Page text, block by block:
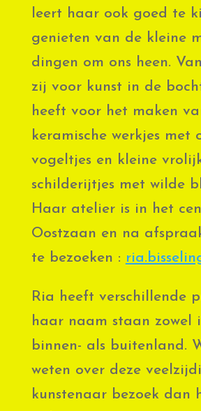
leert haar ook goed te
genieten van de kleine
dingen om ons heen.
zij voor kunst in de
heeft voor het maken
keramische werkjes met
vogeltjes en kleine
schilderijtjes met wilde
Haar atelier is in het
Oostzaan en na
te bezoeken :
Ria heeft verschillende
haar naam staan zowel
binnen- als buitenland.
weten over deze
kunstenaar bezoek dan